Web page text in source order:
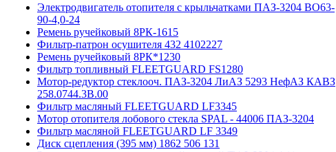
Электродвигатель отопителя с крыльчатками ПАЗ-3204 ВО63-
90-4,0-24
Ремень ручейковый 8РК-1615
Фильтр-патрон осушителя 432 4102227
Ремень ручейковый 8РК*1230
Фильтр топливный FLEETGUARD FS1280
Мотор-редуктор стеклооч. ПАЗ-3204 ЛиАЗ 5293 НефАЗ КАВЗ
258.0744.3B.00
Фильтр масляный FLEETGUARD LF3345
Мотор отопителя лобового стекла SPAL - 44006 ПАЗ-3204
Фильтр масляной FLEETGUARD LF 3349
Диск сцепления (395 мм) 1862 506 131